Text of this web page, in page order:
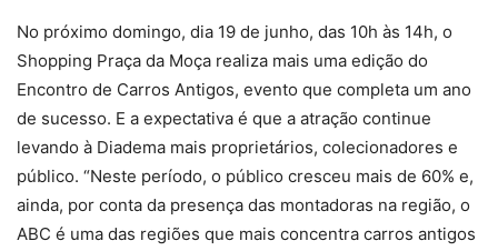
No próximo domingo, dia 19 de junho, das 10h às 14h, o
Shopping Praça da Moça realiza mais uma edição do
Encontro de Carros Antigos, evento que completa um ano
de sucesso. E a expectativa é que a atração continue
levando à Diadema mais proprietários, colecionadores e
público. “Neste período, o público cresceu mais de 60% e,
ainda, por conta da presença das montadoras na região, o
ABC é uma das regiões que mais concentra carros antigos